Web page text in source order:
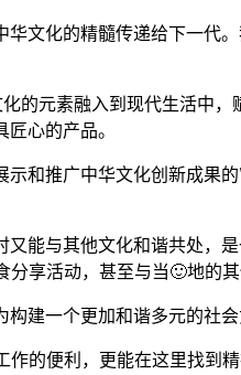
文化的精髓传递给下一代
的元素融入到现代生活中
心的产品。
和推广中华文化创新成果
能与其他文化和谐共处，
享活动，甚至与当🙂地的其
建一个更加和谐多元的社会
的便利，更能在这里找到